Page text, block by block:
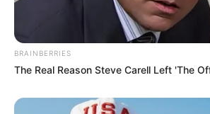
BRAINBERRIES
The Real Reason Steve Carell Left 'The